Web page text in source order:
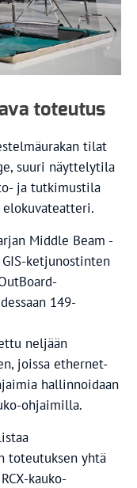
toteutus
tilat
suuri näyttelytila
ja tutkimustila
Middle Beam -
ketjunostinten
149-
neljään
joissa ethernet-
hallinnoidaan
ohjaimilla.
toteutuksen yhtä
kauko-